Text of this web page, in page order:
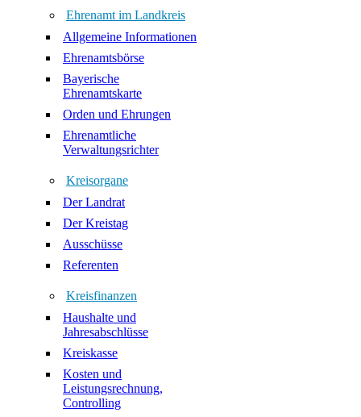
Ehrenamt im Landkreis
Allgemeine Informationen
Ehrenamtsbörse
Bayerische
Ehrenamtskarte
Orden und Ehrungen
Ehrenamtliche
Verwaltungsrichter
Kreisorgane
Der Landrat
Der Kreistag
Ausschüsse
Referenten
Kreisfinanzen
Haushalte und
Jahresabschlüsse
Kreiskasse
Kosten und
Leistungsrechnung,
Controlling